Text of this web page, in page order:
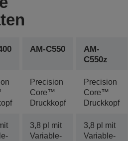
AM-C550
AM-
C550z
Precision
Core™
Druckkopf
Precision
Core™
Druckkopf
3,8 pl mit
Variable-
3,8 pl mit
Variable-